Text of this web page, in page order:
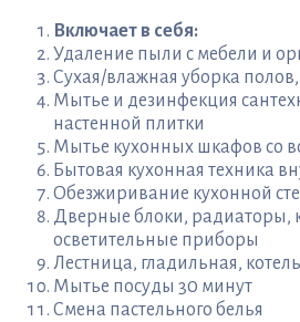
Включает в себя:
Удаление пыли с мебели и
Сухая/влажная уборка
Мытье и дезинфекция
настенной плитки
Мытье кухонных шкафов со
Бытовая кухонная техника
Обезжиривание кухонной
Дверные блоки, радиаторы,
осветительные приборы
Лестница, гладильная,
Мытье посуды 30 минут
Смена пастельного белья